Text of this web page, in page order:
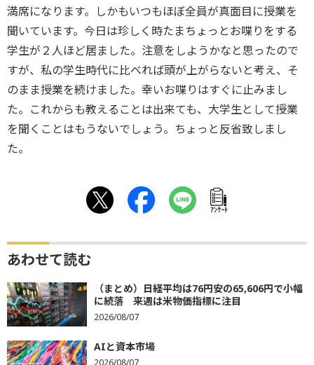
満席になります。しかもいつもほぼ全員が真面目に授業を
聞いています。今日は珍しく時たまちょっとお喋りをする
学生が２人ほど居ました。注意をしようかなと思ったので
すが、私の学生時代に比べれば頭が上がらないと考え、そ
のまま授業を続けました。幸いお喋りはすぐに止みまし
た。これからも教えることは出来ても、大学生として授業
を聞くことはもうないでしょう。ちょっと反省致しまし
た。
ｱﾝｹｰﾄ
あわせて読む
（まとめ）日経平均は76円安の65,606円で小幅
に続落 来週は米物価指標に注目
2026/08/07
AIと資本市場